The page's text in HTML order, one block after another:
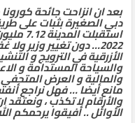
بعد ان انزاحت جائحة
دبي الصغيرة بثبات على
2022… دون تغيير وزير
الأزرقية في الترويج و
والسياحة المستدامة و
والمالية و العرض المتحفي
مانع أيضا … فهل نراجع
والأرقام لا تكذب ،
الأوائل .. أفيقوا يرحمكم